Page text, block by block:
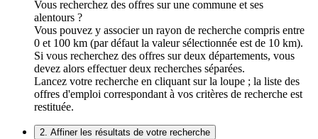
Vous recherchez des offres sur une commune et ses
alentours ?
Vous pouvez y associer un rayon de recherche compris entre
0 et 100 km (par défaut la valeur sélectionnée est de 10 km).
Si vous recherchez des offres sur deux départements, vous
devez alors effectuer deux recherches séparées.
Lancez votre recherche en cliquant sur la loupe ; la liste des
offres d'emploi correspondant à vos critères de recherche est
restituée.
2. Affiner les résultats de votre recherche